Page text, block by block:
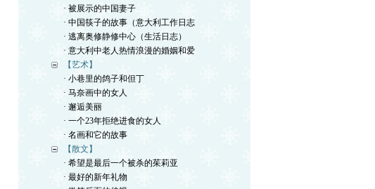
· 被展示的中国妻子
· 中国筷子的故事（意大利工作日志
· 逃离奥修静修中心（生活日志）
· 意大利中老人热情浪漫的婚姻和爱
【艺术】
· 小巷里的鸽子和但丁
· 马奈画中的女人
· 邂逅美丽
· 一个23年拒绝进食的女人
· 名画和它的故事
【散文】
· 希望是最后一个被杀的茱莉亚
· 最好的新年礼物